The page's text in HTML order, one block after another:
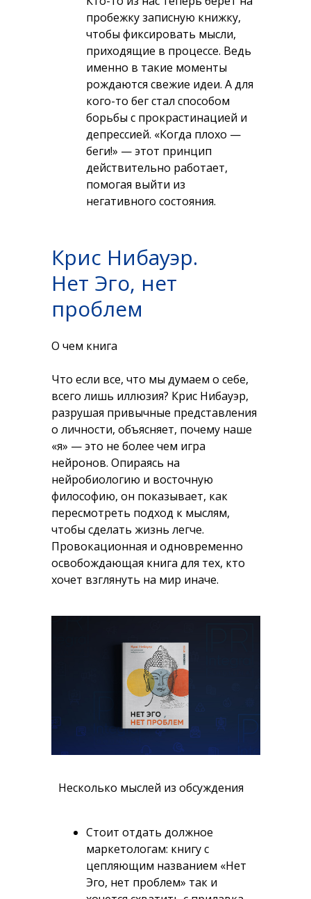
пробежку записную книжку,
чтобы фиксировать мысли,
приходящие в процессе. Ведь
именно в такие моменты
рождаются свежие идеи. А для
кого-то бег стал способом
борьбы с прокрастинацией и
депрессией. «Когда плохо —
беги!» — этот принцип
действительно работает,
помогая выйти из
негативного состояния.
Книга не порождает иллюзий.
Она подтверждает мысль, что
бег — это тяжелый вид спорта
и серьезная физическая
нагрузка. Но сумев
начинаешь мыслить по-
Крис Нибауэр.
Нет Эго, нет
проблем
О чем книга
Что если все, что мы думаем о себе,
всего лишь иллюзия? Крис Нибауэр,
разрушая привычные представления
о личности, объясняет, почему наше
«я» — это не более чем игра
нейронов. Опираясь на
нейробиологию и восточную
философию, он показывает, как
пересмотреть подход к мыслям,
чтобы сделать жизнь легче.
Провокационная и одновременно
освобождающая книга для тех, кто
хочет взглянуть на мир иначе.
Несколько мыслей из обсуждения
Стоит отдать должное
маркетологам: книгу с
цепляющим названием «Нет
Эго, нет проблем» так и